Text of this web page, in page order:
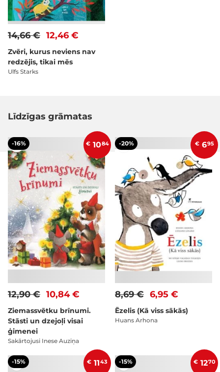
12,46 €
14,66 €
Zvēri, kurus neviens nav
redzējis, tikai mēs
Ulfs Starks
Līdzīgas grāmatas
-16% € 1084
10,84 €
12,90 €
Ziemassvētku brīnumi.
Stāsti un dzejoļi visai
ģimenei
Sakārtojusi Inese Auziņa
-20% € 695
6,95 €
8,69 €
Ēzelis (Kā viss sākās)
Huans Arhona
-15% € 1143 -15% € 1270